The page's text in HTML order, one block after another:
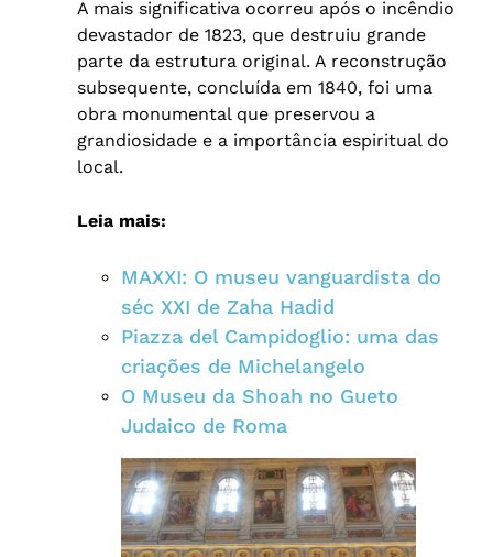
A mais significativa ocorreu após o incêndio
devastador de 1823, que destruiu grande
parte da estrutura original. A reconstrução
subsequente, concluída em 1840, foi uma
obra monumental que preservou a
grandiosidade e a importância espiritual do
local.
Leia mais:
MAXXI: O museu vanguardista do
séc XXI de Zaha Hadid
Piazza del Campidoglio: uma das
criações de Michelangelo
O Museu da Shoah no Gueto
Judaico de Roma